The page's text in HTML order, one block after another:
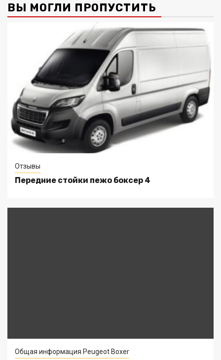
ВЫ МОГЛИ ПРОПУСТИТЬ
Отзывы
Передние стойки пежо боксер 4
Общая информация Peugeot Boxer